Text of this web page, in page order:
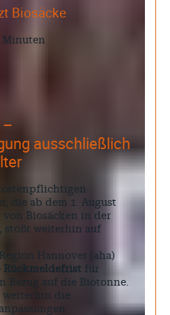
Biosäcke
–
ausschließlich
die ab dem 1. August
von Biosäcken in der
stößt weiterhin auf
Hannover (aha)
Rückmeldefrist für
Bezug auf die Biotonne.
weiterhin die